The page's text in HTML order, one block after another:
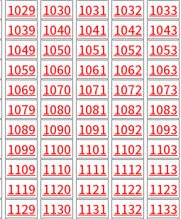
1029 1030 1031 1032 1033
1039 1040 1041 1042 1043
1049 1050 1051 1052 1053
1059 1060 1061 1062 1063
1069 1070 1071 1072 1073
1079 1080 1081 1082 1083
1089 1090 1091 1092 1093
1099 1100 1101 1102 1103
1109 1110 1111 1112 1113
1119 1120 1121 1122 1123
1129 1130 1131 1132 1133